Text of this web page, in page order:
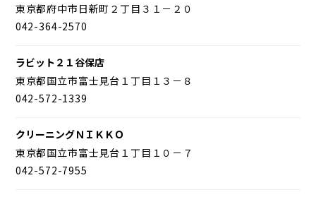
東京都府中市日新町２丁目３１－２０
042-364-2570
ラビット２１谷保店
東京都国立市富士見台１丁目１３－８
042-572-1339
クリーニングＮＩＫＫＯ
東京都国立市富士見台１丁目１０－７
042-572-7955